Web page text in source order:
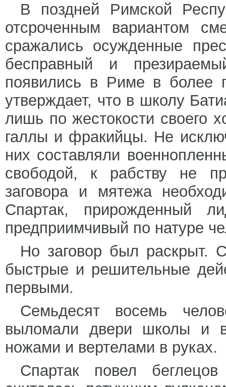
В поздней Римской
отсроченным вариантом
сражались осужденные
бесправный и
появились в Риме в более
утверждает, что в школу
лишь по жестокости своего
галлы и фракийцы. Не
них составляли
свободой, к рабству не
заговора и мятежа
Спартак, прирожденный
предприимчивый по натуре
Но заговор был раскрыт.
быстрые и решительные
первыми.
Семьдесят восемь
выломали двери школы и
ножами и вертелами в руках.
Спартак повел